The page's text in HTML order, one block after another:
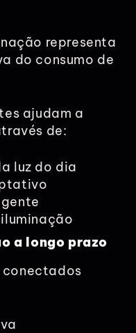
representa
do consumo de
ajudam a
de:
luz do dia
a longo prazo
conectados